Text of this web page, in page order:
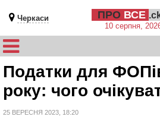
Черкаси ПРО ВСЕ
10 серпня,
Податки для
року: чого
25 ВЕРЕСНЯ 2023, 18:20